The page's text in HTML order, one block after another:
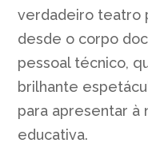
verdadeiro teatro
desde o corpo
pessoal técnico,
brilhante
para apresentar à
educativa.